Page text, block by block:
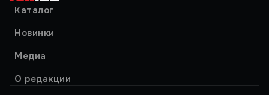
Каталог
Новинки
Медиа
О редакции